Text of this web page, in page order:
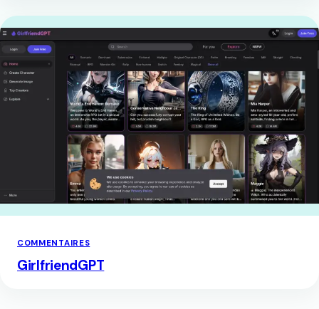
COMMENTAIRES
GirlfriendGPT